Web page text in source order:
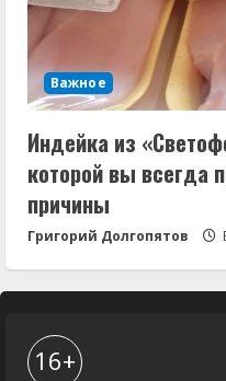
Важное
Индейка из
которой вы всегда
причины
Григорий Долгопятов
16+